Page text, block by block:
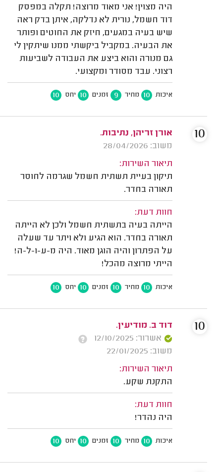
היה מצוין! אני מאוד מרוצה! תקלה במפסק
דוד חשמל, נורית לא נדלקה, איתן בדק ראה
שיש בעיה במגעים, חיזק את החוטים ופותר
את הבעיה. במקביל ביקשתי ממנו שיתקין לי
גם מנורה והוא ביצע את העבודה לשביעות
רצוני. עבד מסודר ומקצועי.
איכות 10 מחיר 9 זמנים 10 יחס 10
אורן זריהן, נתיבות.
משוב: 28/04/2026
תיאור השירות:
תיקון בעיית תשתית חשמל שגרמה לחוסר
תאורה בחדר.
חוות דעת:
הייתה בעיה בתשתית חשמל ולכן לא הייתה
תאורה בחדר. הוא הגיע ולא ויתר עד שעלה
על הפתרון והיה הוגן מאוד. היה מ-ע-ו-ל-ה!
הייתי מרוצה מהכל!
איכות 10 מחיר 10 זמנים 10 יחס 10
10
דוד ב. מודיעין.
אשרור: 12/10/2025
משוב: 22/01/2025
תיאור השירות:
התקנת שקע.
חוות דעת:
היה נהדר!
איכות 10 מחיר 10 זמנים 10 יחס 10
10